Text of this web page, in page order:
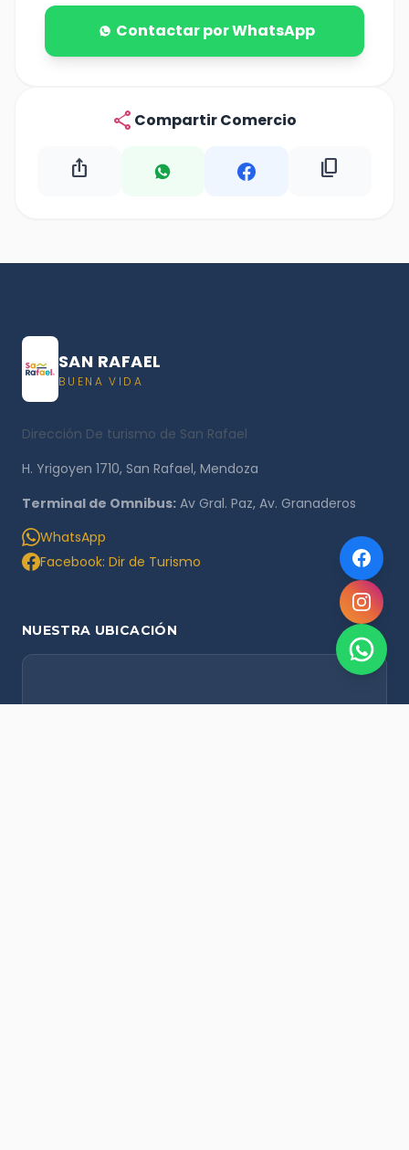
Contactar por WhatsApp
share Compartir Comercio
ios_share content_copy
SAN RAFAEL
BUENA VIDA
Dirección De turismo de San Rafael
H. Yrigoyen 1710, San Rafael, Mendoza
Terminal de Omnibus: Av Gral. Paz, Av. Granaderos
WhatsApp
Facebook: Dir de Turismo
NUESTRA UBICACIÓN